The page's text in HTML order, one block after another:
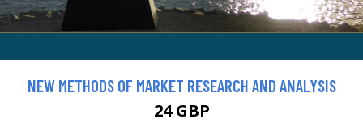
NEW METHODS OF MARKET RESEARCH AND ANALYSIS
24 GBP